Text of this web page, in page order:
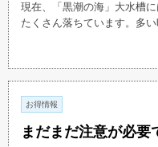
現在、「黒潮の海」大水槽
たくさん落ちています。多
お得情報
まだまだ注意が必要